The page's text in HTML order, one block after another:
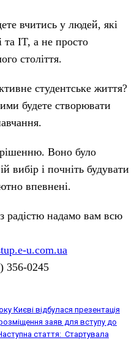
вчитись у людей, які
та IT, а не просто
століття.
студентське життя?
будете створювати
Воно було
вибір і почніть будувати
впевнені.
радістю надамо вам всю
u.com.ua
356-0245
Києві відбулася презентація
заяв для вступу до
стаття: Стартувала